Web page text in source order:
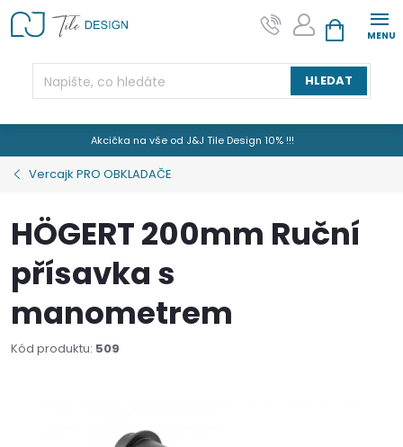
Přejít
na
HLEDAT
NÁKUPNÍ KOŠÍK
Akcička na vše od J&J Tile Design 10% !!!
Vercajk PRO OBKLADAČE
HÖGERT 200mm Ruční
přísavka s
manometrem
Kód produktu: 509